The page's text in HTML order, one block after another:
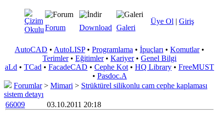
Üye Ol | Giriş
Forum Download Galeri
AutoCAD • AutoLISP• Programlama • İpuçları • Komutlar•
Terimler• Eğitimler• Kariyer• Genel Bilgi
aLd • TCad • FacadeCAD • Cephe Kot • HQ Library • FreeMUST
• Pasdoc.A
Forumlar> Mimari > Strüktürel silikonlu cam cephe kaplaması
sistem detayı
66009
03.10.2011 20:18